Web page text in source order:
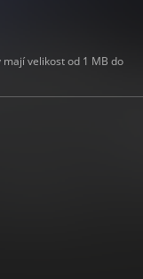
velikost od 1 MB do